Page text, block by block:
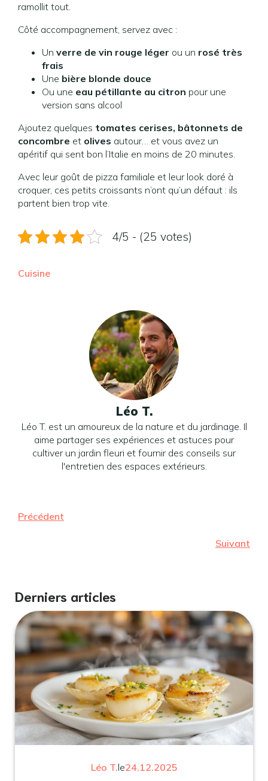
ramollit tout.
Côté accompagnement, servez avec :
Un verre de vin rouge léger ou un rosé très
frais
Une bière blonde douce
Ou une eau pétillante au citron pour une
version sans alcool
Ajoutez quelques tomates cerises, bâtonnets de
concombre et olives autour… et vous avez un
apéritif qui sent bon l’Italie en moins de 20 minutes.
Avec leur goût de pizza familiale et leur look doré à
croquer, ces petits croissants n’ont qu’un défaut : ils
partent bien trop vite.
4/5 - (25 votes)
Cuisine
Léo T.
Léo T. est un amoureux de la nature et du jardinage. Il
aime partager ses expériences et astuces pour
cultiver un jardin fleuri et fournir des conseils sur
l'entretien des espaces extérieurs.
Précédent
Suivant
Derniers articles
Léo T.le24.12.2025